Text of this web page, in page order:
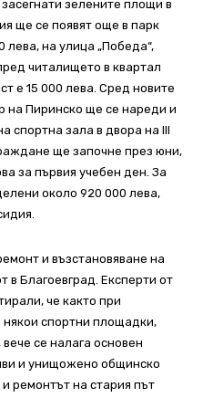
зелените площи в
ще се появят още в парк
лева, на улица „Победа“,
читалището в квартал
е 15 000 лева. Сред новите
на Пиринско ще се нареди и
спортна зала в двора на III
ще започне през юни,
за първия учебен ден. За
около 920 000 лева,
и възстановяване на
в Благоевград. Експерти от
че както при
някои спортни площадки,
се налага основен
и унищожено общинско
ремонтът на стария път